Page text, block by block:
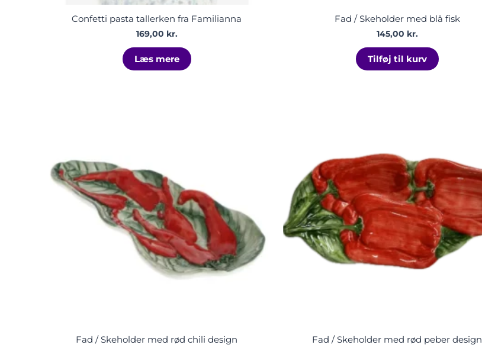
Confetti pasta tallerken fra Familianna
169,00 kr.
Læs mere
Fad / Skeholder med blå fisk
145,00 kr.
Tilføj til kurv
Fad / Skeholder med rød chili design Fad / Skeholder med rød peber design